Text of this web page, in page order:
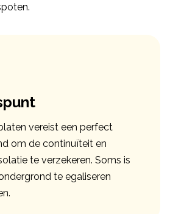
vereist een perfect
om de continuïteit en
te verzekeren. Soms is
te egaliseren